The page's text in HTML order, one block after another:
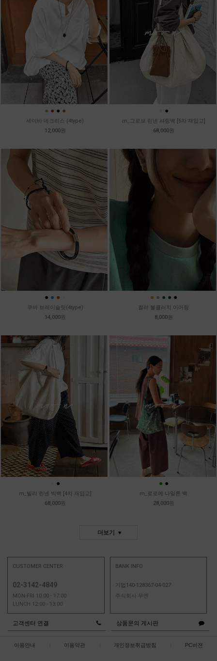
● ● ● ●
세이바 네크리스 (4type)
12,000원
●
m_그로브 린넨 셔링백 [5차 재입고]
68,000원
● ● ●
쿠바 브레이슬릿(4type)
14,000원
● ● ● ● ●
컬러 볼클러치 이어링
8,000원
●
m_빌리 린넨 빅백 [4차 재입고]
68,000원
● ●
m_로로에 나일론 백
28,000원
더보기
CUSTOMER CENTER
02-3142-4849
MON-FRI 10:00 - 17:00
LUNCH 12:00 - 13:00
BANK INFO
기업140-128367-04-027
주식회사 무엔
고객센터 연결 상품문의 게시판
이용안내 이용약관 개인정보취급방침 PC버젼